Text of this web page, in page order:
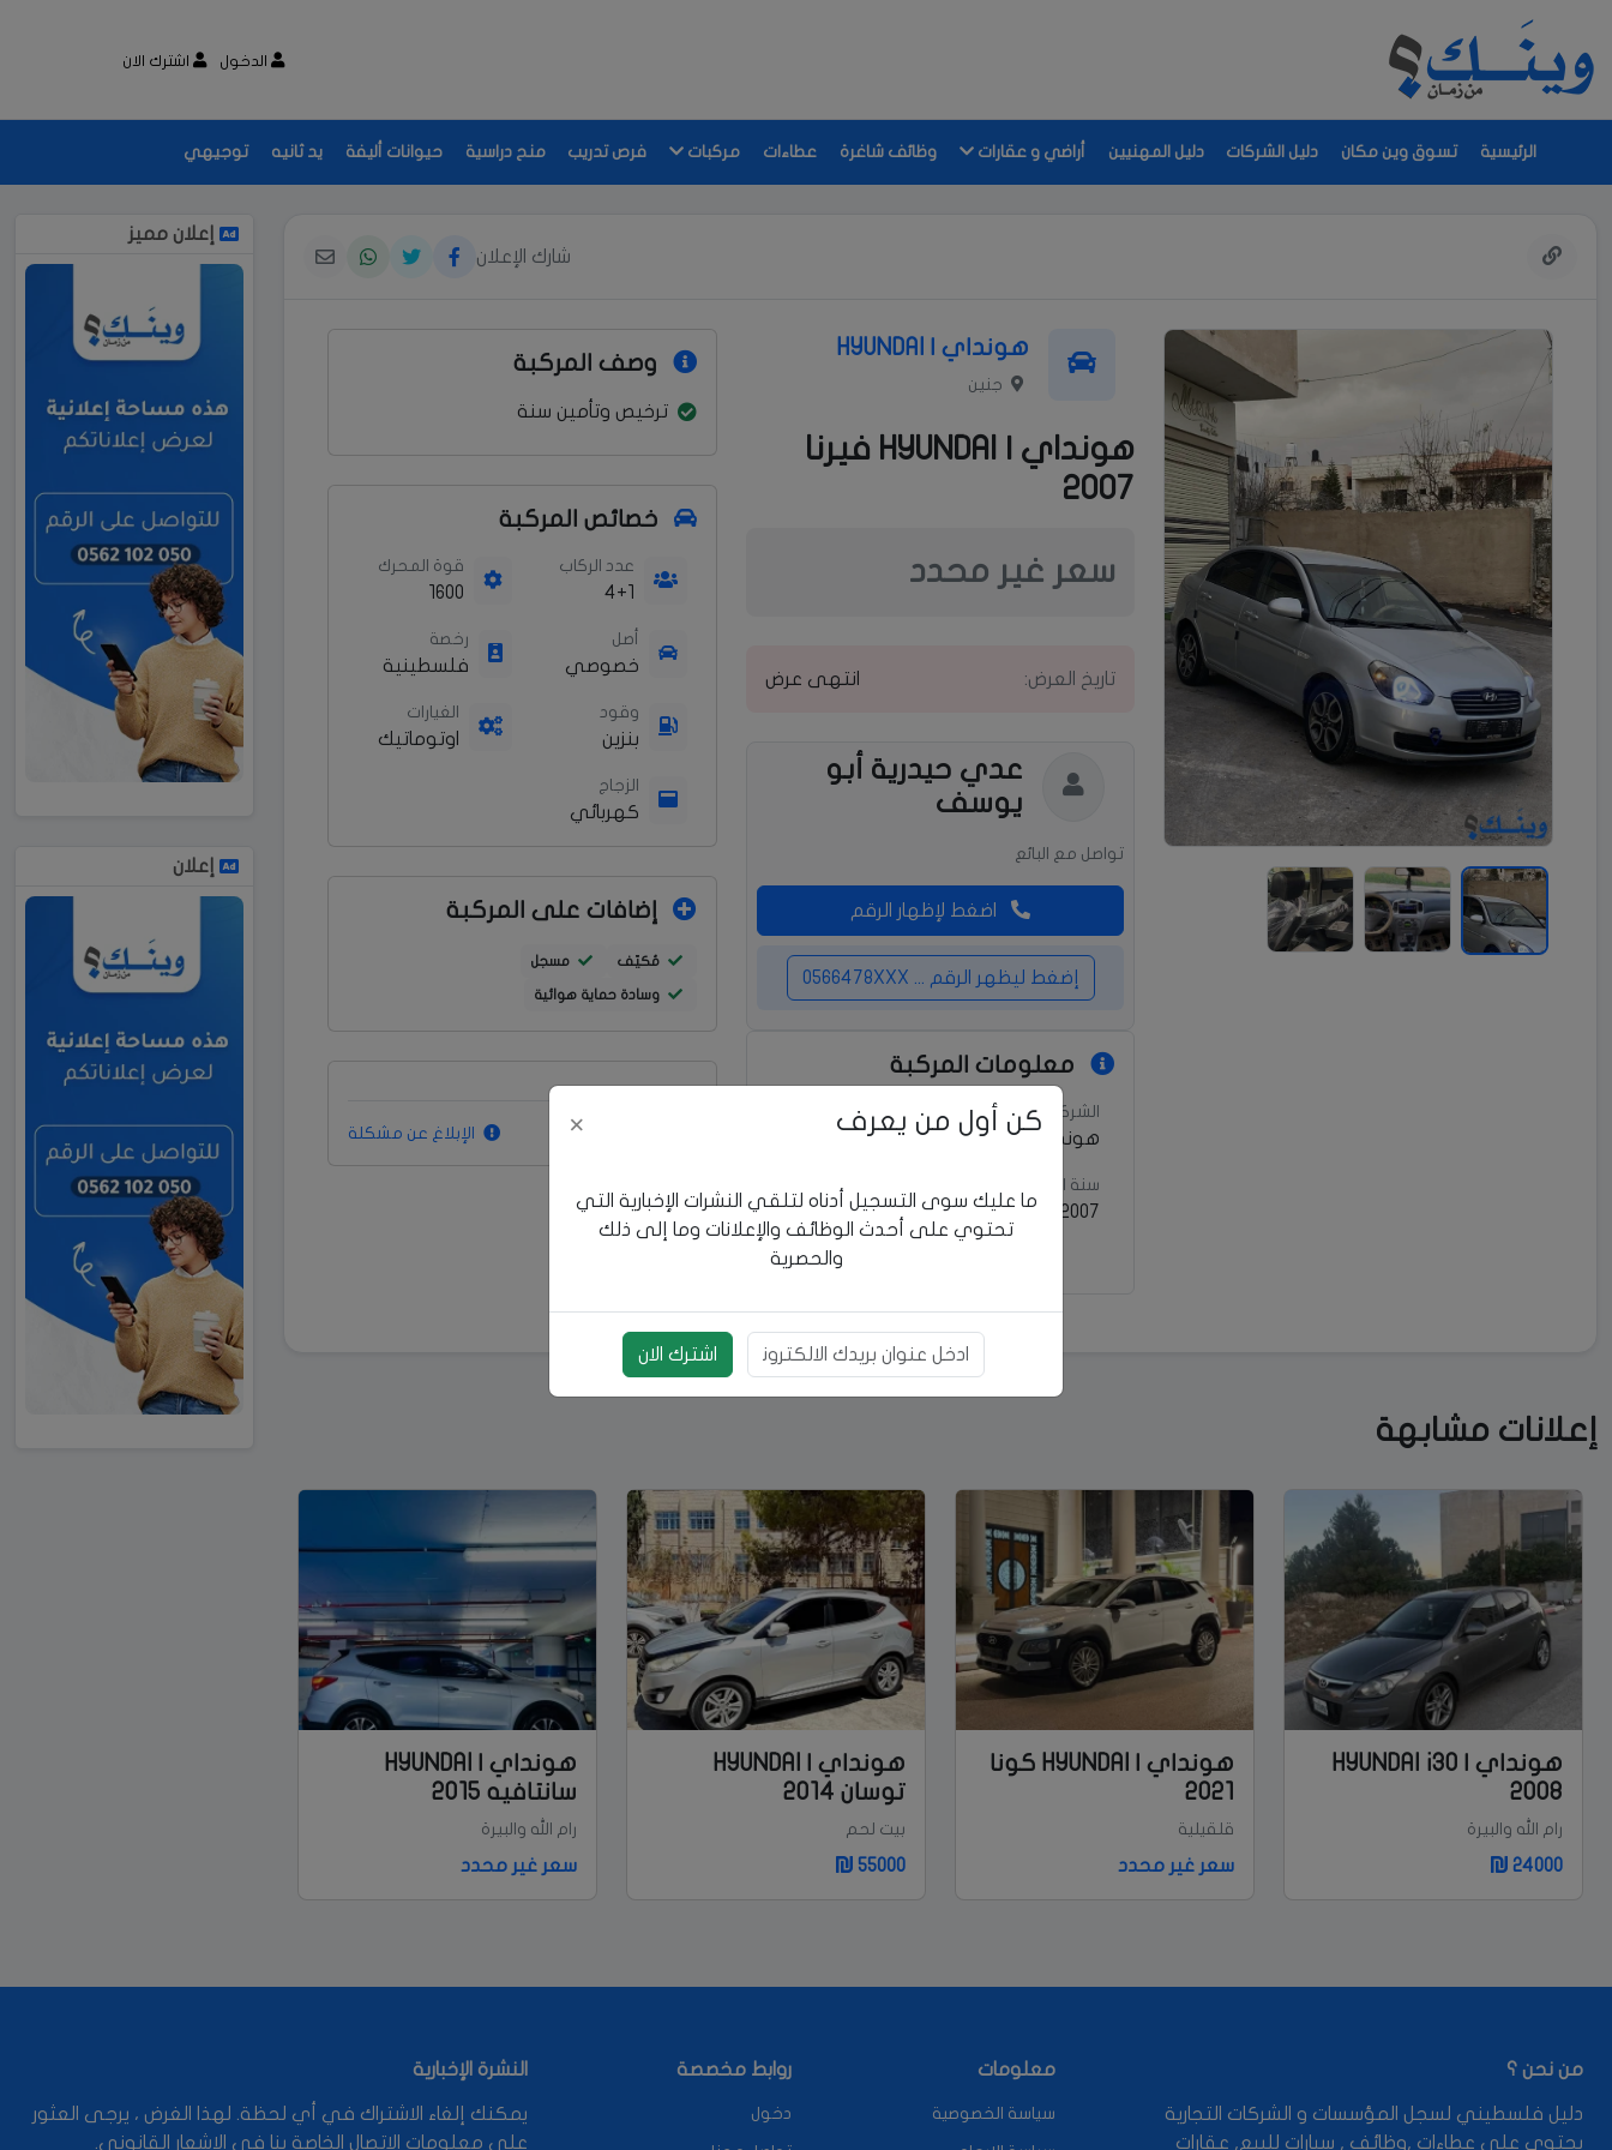
الدخول اشترك الان
الرئيسية تسوق وين مكان دليل الشركات دليل المهنيين أراضي و عقارات وظائف شاغرة عطاءات مركبات فرص تدريب منح دراسية حيوانات أليفة يد ثانيه توجيهي
شارك الإعلان
هونداي | HYUNDAI
جنين
هونداي | HYUNDAI فيرنا
2007
سعر غير محدد
تاريخ العرض: انتهى عرض
عدي حيدرية أبو
يوسف
تواصل مع البائع
اضغط لإظهار الرقم
إضغط ليظهر الرقم ... 0566478XXX
معلومات المركبة
الشركة
هونداي | HYUNDAI
الموديل
فيرنا
سنة الإنتاج
2007
التصنيف
مركبات
خاصه
وصف المركبة
ترخيص وتأمين سنة
خصائص المركبة
عدد الركاب
4+1
قوة المحرك
1600
أصل
خصوصي
رخصة
فلسطينية
وقود
بنزين
الغيارات
اوتوماتيك
الزجاج
كهربائي
إضافات على المركبة
مُكيّف مسجل
وسادة حماية هوائية
الإبلاغ عن مشكلة
إعلانات مشابهة
هونداي | HYUNDAI i30
2008
رام الله والبيرة
24000
هونداي | HYUNDAI كونا
2021
قلقيلية
سعر غير محدد
هونداي | HYUNDAI
توسان 2014
بيت لحم
55000
هونداي | HYUNDAI
سانتافيه 2015
رام الله والبيرة
سعر غير محدد
إعلان مميز
إعلان
من نحن ؟
دليل فلسطيني لسجل المؤسسات و الشركات التجارية
يحتوي على عطاءات ,وظائف , سيارات للبيع, عقارات
معلومات
سياسة الخصوصية
روابط مخصصة
دخول
النشرة الإخبارية
يمكنك إلغاء الاشتراك في أي لحظة. لهذا الغرض ، يرجى العثور
على معلومات الاتصال الخاصة بنا في الإشعار القانوني.
كن أول من يعرف ×
ما عليك سوى التسجيل أدناه لتلقي النشرات الإخبارية التي
تحتوي على أحدث الوظائف والإعلانات وما إلى ذلك
والحصرية
بريد الالكتروني اشترك الان